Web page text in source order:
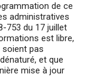
de ce
administratives
753 du 17 juillet
est libre,
soient pas
et que
mise à jour